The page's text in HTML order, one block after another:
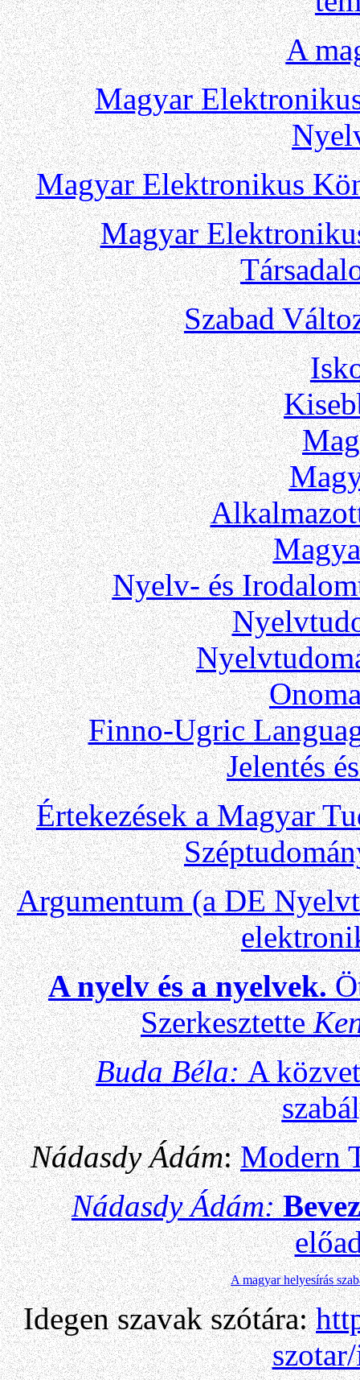
A
Magyar
Magyar Elektronikus
Magyar
Szabad
Nyelv- és
Finno-Ugric
Jelentés
Értekezések a Magyar
Argumentum (a DE
A nyelv és a nyelvek.
Szerkesztette
Buda Béla:A
Nádasdy Ádám:Modern
Nádasdy Ádám:
A magyar helyesírás
Idegen szavak szótára: